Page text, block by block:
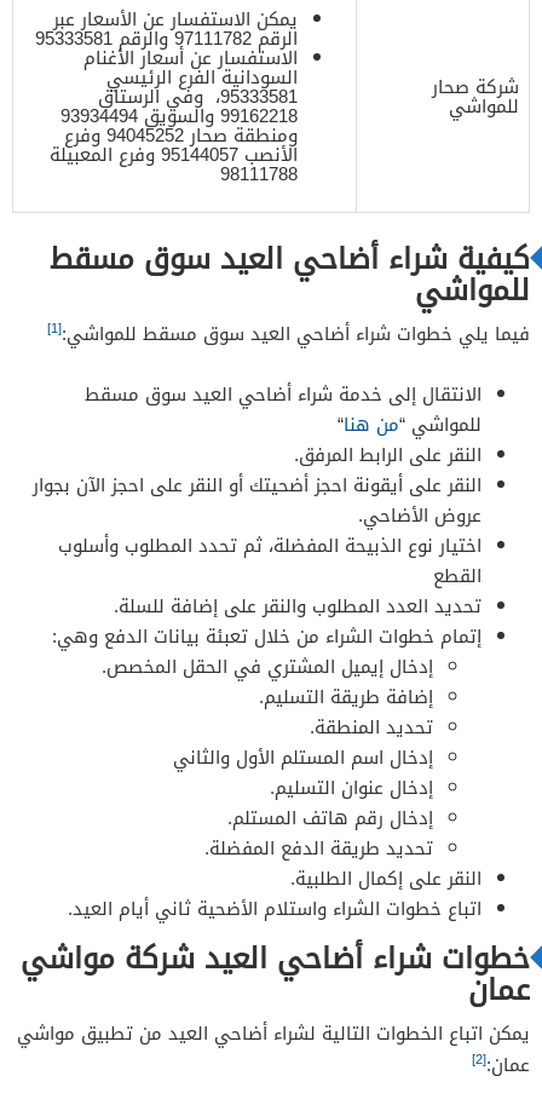
شركة صحار
للمواشي
يمكن الاستفسار عن الأسعار عبر
الرقم 97111782 والرقم 95333581
الاستفسار عن أسعار الأغنام
السودانية الفرع الرئيسي
95333581، وفي الرستاق
99162218 والسويق 93934494
ومنطقة صحار 94045252 وفرع
الأنصب 95144057 وفرع المعبيلة
98111788
كيفية شراء أضاحي العيد سوق مسقط
للمواشي
فيما يلي خطوات شراء أضاحي العيد سوق مسقط للمواشي:[1]
الانتقال إلى خدمة شراء أضاحي العيد سوق مسقط
للمواشي “من هنا“
النقر على الرابط المرفق.
النقر على أيقونة احجز أضحيتك أو النقر على احجز الآن بجوار
عروض الأضاحي.
اختيار نوع الذبيحة المفضلة، ثم تحدد المطلوب وأسلوب
القطع
تحديد العدد المطلوب والنقر على إضافة للسلة.
إتمام خطوات الشراء من خلال تعبئة بيانات الدفع وهي:
إدخال إيميل المشتري في الحقل المخصص.
إضافة طريقة التسليم.
تحديد المنطقة.
إدخال اسم المستلم الأول والثاني
إدخال عنوان التسليم.
إدخال رقم هاتف المستلم.
تحديد طريقة الدفع المفضلة.
النقر على إكمال الطلبية.
اتباع خطوات الشراء واستلام الأضحية ثاني أيام العيد.
خطوات شراء أضاحي العيد شركة مواشي
عمان
يمكن اتباع الخطوات التالية لشراء أضاحي العيد من تطبيق مواشي
عمان:[2]